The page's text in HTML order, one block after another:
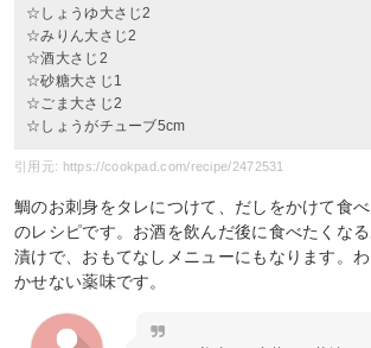
☆しょうゆ大さじ2
☆みりん大さじ2
☆酒大さじ2
☆砂糖大さじ1
☆ごま大さじ2
☆しょうがチューブ5cm
引用元: https://cookpad.com/recipe/2472531
鯛のお刺身をタレにつけて、だしをかけて食
のレシピです。お酒を飲んだ後に食べたくな
漬けで、おもてなしメニューにもなります。
かせない薬味です。